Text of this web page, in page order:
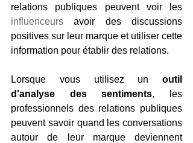
influenceurs avoir des discussions
positives sur leur marque et utiliser cette
information pour établir des relations.
Lorsque vous utilisez un outil
d'analyse des sentiments, les
professionnels des relations publiques
peuvent savoir quand les conversations
autour de leur marque deviennent